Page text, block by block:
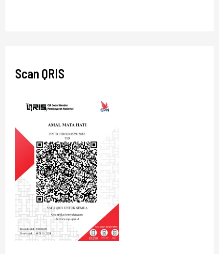
Scan QRIS